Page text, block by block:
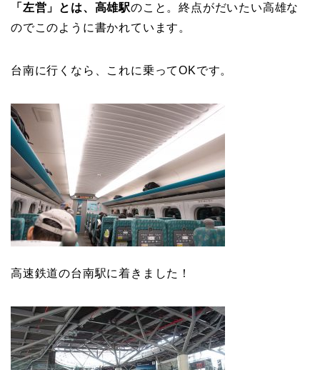
「左営」とは、高雄駅のこと。終点がだいたい高雄な
のでこのように書かれています。
台南に行くなら、これに乗ってOKです。
高速鉄道の台南駅に着きました！